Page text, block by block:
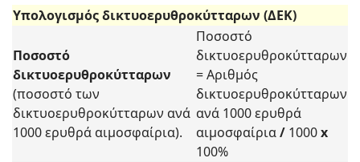
Υπολογισμός δικτυοερυθροκύτταρων (ΔΕΚ)
Ποσοστό
δικτυοερυθροκύτταρων
(ποσοστό των
δικτυοερυθροκύτταρων ανά
1000 ερυθρά αιμοσφαίρια).
Ποσοστό
δικτυοερυθροκύτταρων
= Αριθμός
δικτυοερυθροκύτταρων
ανά 1000 ερυθρά
αιμοσφαίρια/ 1000x
100%